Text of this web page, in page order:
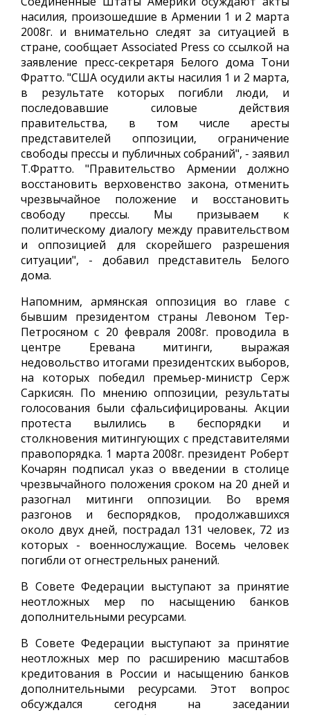
насилия, произошедшие в Армении 1 и 2 марта
2008г. и внимательно следят за ситуацией в
стране, сообщает Associated Press со ссылкой на
заявление пресс-секретаря Белого дома Тони
Фратто. "США осудили акты насилия 1 и 2 марта,
в результате которых погибли люди, и
последовавшие силовые действия
правительства, в том числе аресты
представителей оппозиции, ограничение
свободы прессы и публичных собраний", - заявил
Т.Фратто. "Правительство Армении должно
восстановить верховенство закона, отменить
чрезвычайное положение и восстановить
свободу прессы. Мы призываем к
политическому диалогу между правительством
и оппозицией для скорейшего разрешения
ситуации", - добавил представитель Белого
дома.
Напомним, армянская оппозиция во главе с
бывшим президентом страны Левоном Тер-
Петросяном с 20 февраля 2008г. проводила в
центре Еревана митинги, выражая
недовольство итогами президентских выборов,
на которых победил премьер-министр Серж
Саркисян. По мнению оппозиции, результаты
голосования были сфальсифицированы. Акции
протеста вылились в беспорядки и
столкновения митингующих с представителями
правопорядка. 1 марта 2008г. президент Роберт
Кочарян подписал указ о введении в столице
чрезвычайного положения сроком на 20 дней и
разогнал митинги оппозиции. Во время
разгонов и беспорядков, продолжавшихся
около двух дней, пострадал 131 человек, 72 из
которых - военнослужащие. Восемь человек
погибли от огнестрельных ранений.
В Совете Федерации выступают за принятие
неотложных мер по насыщению банков
дополнительными ресурсами.
В Совете Федерации выступают за принятие
неотложных мер по расширению масштабов
кредитования в России и насыщению банков
дополнительными ресурсами. Этот вопрос
обсуждался сегодня на заседании